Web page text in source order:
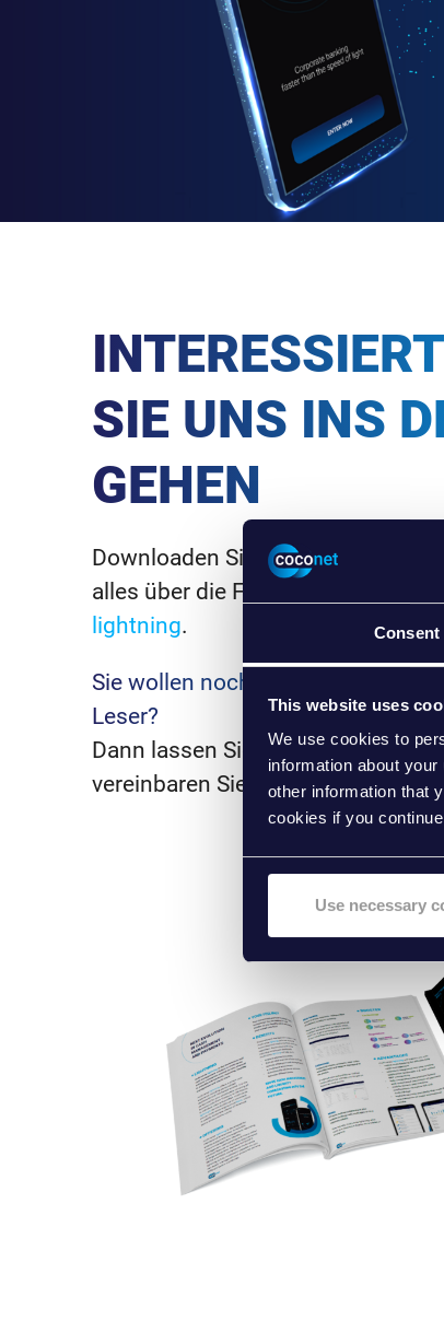
Consent
This website uses
We use cookies to
information about
other information that
cookies if you
Use necessary
SIE UNS INS
GEHEN
Downloaden Sie sich gleich Ihr
alles über die Funktionen und
lightning.
Sie wollen noch mehr wissen oder
Leser?
Dann lassen Sie sich von uns
vereinbaren Sie gleich einen